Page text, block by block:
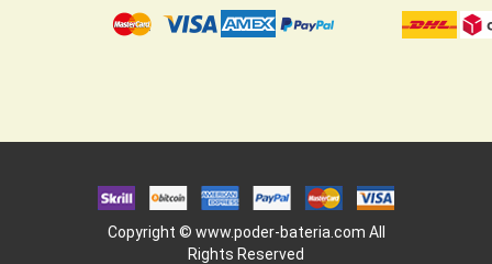
Copyright © www.poder-bateria.com All
Rights Reserved